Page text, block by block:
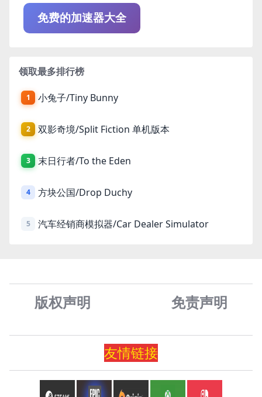
免费的加速器大全
领取最多排行榜
1 小兔子/Tiny Bunny
2 双影奇境/Split Fiction 单机版本
3 末日行者/To the Eden
4 方块公国/Drop Duchy
5 汽车经销商模拟器/Car Dealer Simulator
版权声明 免责声明
友情链接